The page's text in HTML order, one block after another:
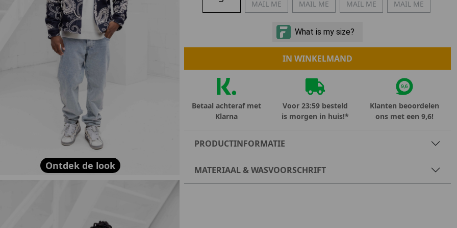
Marokko
Portugal
Spanje
MID SEASON-SALE DAMES MID SEASON-SALE KIDS
Ontdek de look
MAIL ME
MAIL ME
MAIL ME
MAIL ME
IN WINKELMAND
Betaal achteraf met
Klarna
Voor 23:59 besteld
is morgen in huis!*
Klanten beoordelen
ons met een 9,6!
PRODUCTINFORMATIE
MATERIAAL & WASVOORSCHRIFT